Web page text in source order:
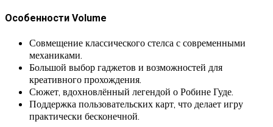
Особенности Volume
Совмещение классического стелса с современными
механиками.
Большой выбор гаджетов и возможностей для
креативного прохождения.
Сюжет, вдохновлённый легендой о Робине Гуде.
Поддержка пользовательских карт, что делает игру
практически бесконечной.